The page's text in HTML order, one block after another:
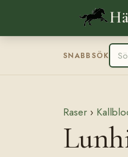
SNABBSÖK
Raser ›